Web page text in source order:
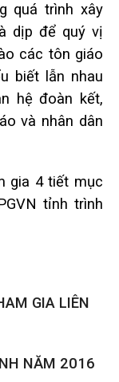
quá trình xây
dịp để quý vị
các tôn giáo
biết lẫn nhau
hệ đoàn kết,
và nhân dân
gia 4 tiết mục
tỉnh trình
GIA LIÊN
NĂM 2016